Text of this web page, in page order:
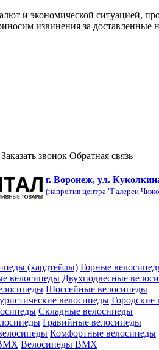
и экономической ситуацией,
извинения за доставленные
Заказать звонок Обратная связь
г. Воронеж, ул.
(напротив центра "Галереи
Горные
Двухподвесные
Шоссейные велосипеды
Городские
Складные велосипеды
Гравийные велосипеды
Комфортные велосипеды
Велосипеды BMX